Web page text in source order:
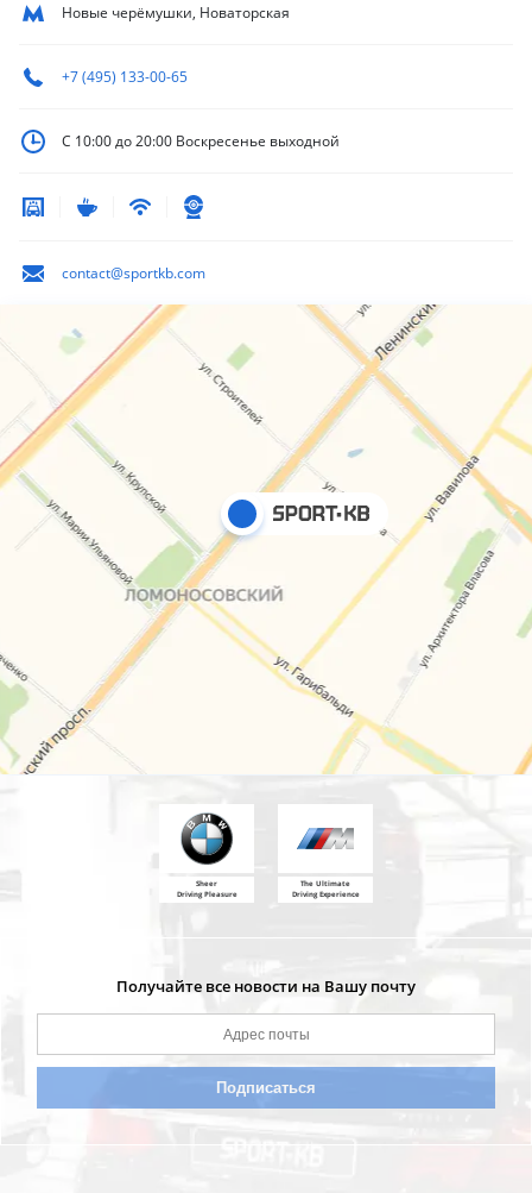
Новые черёмушки, Новаторская
+7 (495) 133-00-65
С 10:00 до 20:00 Воскресенье выходной
contact@sportkb.com
Sheer
Driving Pleasure
The Ultimate
Driving Experience
Получайте все новости на Вашу почту